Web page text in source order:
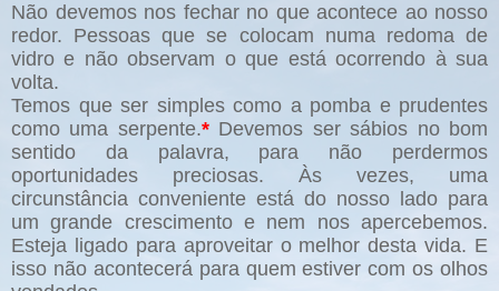
Não devemos nos fechar no que acontece ao nosso
redor. Pessoas que se colocam numa redoma de
vidro e não observam o que está ocorrendo à sua
volta.
Temos que ser simples como a pomba e prudentes
como uma serpente.*Devemos ser sábios no bom
sentido da palavra, para não perdermos
oportunidades preciosas. Às vezes, uma
circunstância conveniente está do nosso lado para
um grande crescimento e nem nos apercebemos.
Esteja ligado para aproveitar o melhor desta vida. E
isso não acontecerá para quem estiver com os olhos